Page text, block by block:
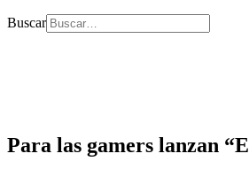
Buscar
Para las gamers lanzan